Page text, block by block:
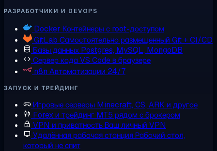
РАЗРАБОТЧИКИ И DEVOPS
Docker Контейнеры с root-доступом
GitLab Самостоятельно размещенный Git + CI/CD
Базы данных Postgres, MySQL, MongoDB
Сервер кодаVS Code в браузере
n8n Автоматизации 24/7
ЗАПУСК И ТРЕЙДИНГ
Игровые серверы Minecraft, CS, ARK и другое
Forex и трейдинг MT5 рядом с брокером
VPN и приватностьВаш личный VPN
Удалённая рабочая станцияРабочий стол,
который не спит